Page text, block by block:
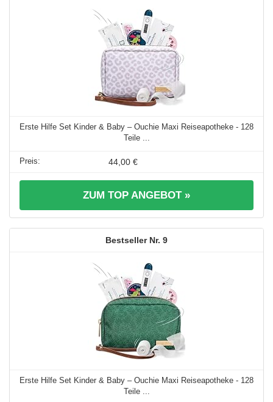
Erste Hilfe Set Kinder & Baby – Ouchie Maxi Reiseapotheke - 128
Teile ...
44,00 €
ZUM TOP ANGEBOT »
9
Erste Hilfe Set Kinder & Baby – Ouchie Maxi Reiseapotheke - 128
Teile ...